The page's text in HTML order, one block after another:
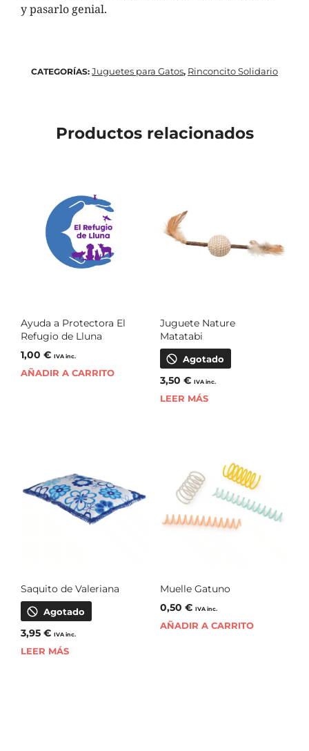
y pasarlo genial.
CATEGORÍAS: Juguetes para Gatos, Rinconcito Solidario
Productos relacionados
Ayuda a Protectora El
Refugio de Lluna
1,00 € IVA inc.
AÑADIR A CARRITO
Juguete Nature
Matatabi
Agotado
3,50 € IVA inc.
LEER MÁS
Saquito de Valeriana
Agotado
3,95 € IVA inc.
LEER MÁS
Muelle Gatuno
0,50 € IVA inc.
AÑADIR A CARRITO